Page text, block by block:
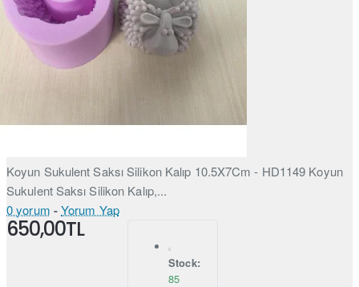
Koyun Sukulent Saksı Silikon Kalıp 10.5X7Cm - HD1149 Koyun
Sukulent Saksı Silikon Kalıp,...
0 yorum -Yorum Yap
650,00TL
Stock:
85